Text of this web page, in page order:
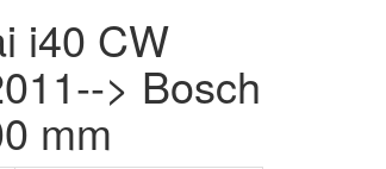
i40 CW
> Bosch
mm